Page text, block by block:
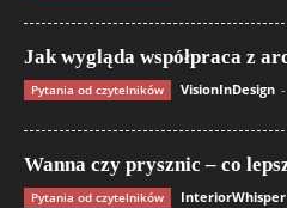
Jak wygląda współpraca z
Pytania od czytelników VisionInDesign -
Wanna czy prysznic – co
Pytania od czytelników InteriorWhisper